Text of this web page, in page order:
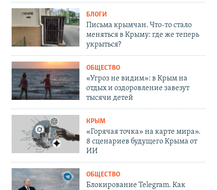
БЛОГИ
Письма крымчан. Что-то стало
меняться в Крыму: где же теперь
укрыться?
ОБЩЕСТВО
«Угроз не видим»: в Крым на
отдых и оздоровление завезут
тысячи детей
КРЫМ
«Горячая точка» на карте мира».
8 сценариев будущего Крыма от
ИИ
ОБЩЕСТВО
Блокирование Telegram. Как